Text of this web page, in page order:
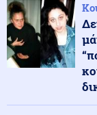
Νέες
Πολιτική